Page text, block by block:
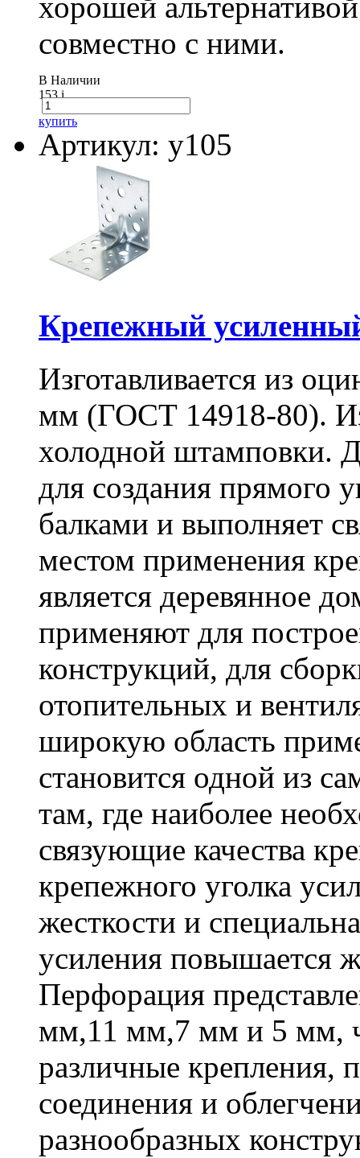
совместно с ними.
В Наличии
153i
купить
Артикул: у105
Крепежный
Изготавливается из
мм (ГОСТ 14918-80).
холодной штамповки.
для создания прямого
балками и выполняет
местом применения
является деревянное
применяют для
конструкций, для
отопительных и
широкую область
становится одной из
там, где наиболее
связующие качества
крепежного уголка
жесткости и
усиления повышается
Перфорация
мм,11 мм,7 мм и 5 мм,
различные
соединения и
разнообразных